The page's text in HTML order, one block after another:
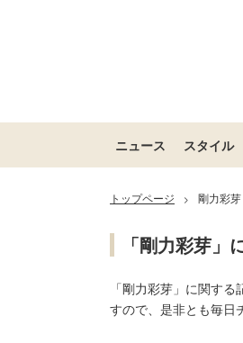
ニュース スタイル
トップページ > 剛力彩芽
「剛力彩芽」
「剛力彩芽」に関す
すので、是非とも毎日